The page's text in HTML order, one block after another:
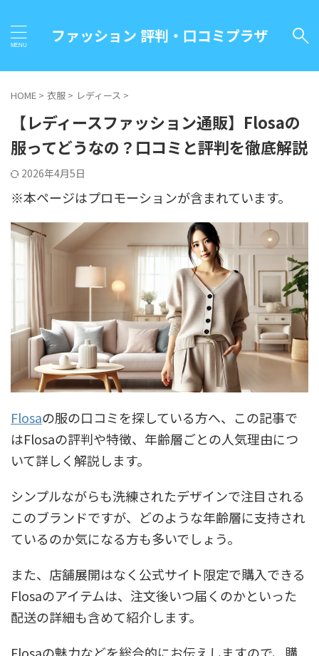
ファッション 評判・口コミプラザ
HOME > 衣服 > レディース >
【レディースファッション通販】Flosaの
服ってどうなの？口コミと評判を徹底解説
2026年4月5日
※本ページはプロモーションが含まれています。
Flosaの服の口コミを探している方へ、この記事で
はFlosaの評判や特徴、年齢層ごとの人気理由につ
いて詳しく解説します。
シンプルながらも洗練されたデザインで注目される
このブランドですが、どのような年齢層に支持され
ているのか気になる方も多いでしょう。
また、店舗展開はなく公式サイト限定で購入できる
Flosaのアイテムは、注文後いつ届くのかといった
配送の詳細も含めて紹介します。